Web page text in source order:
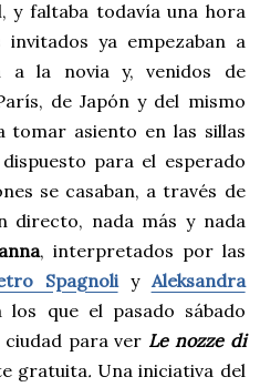
y faltaba todavía una hora
ya empezaban a
a la novia y, venidos de
de Japón y del mismo
tomar asiento en las sillas
para el esperado
se casaban, a través de
directo, nada más y nada
, interpretados por las
Spagnoliy Aleksandra
que el pasado sábado
para ver Le nozze di
gratuita. Una iniciativa del